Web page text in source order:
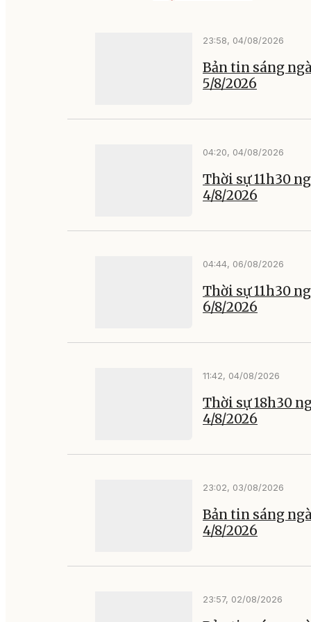
23:58, 04/08/2026
Bản tin sáng
5/8/2026
04:20, 04/08/2026
Thời sự 11h30
4/8/2026
04:44, 06/08/2026
Thời sự 11h30
6/8/2026
11:42, 04/08/2026
Thời sự 18h30
4/8/2026
23:02, 03/08/2026
Bản tin sáng
4/8/2026
23:57, 02/08/2026